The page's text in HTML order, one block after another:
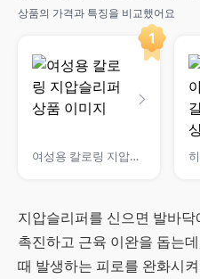
상품의 가격과 특징을 비교했어요
여성용 칼로링 지압슬리퍼
지압슬리퍼를 신으면 발바
촉진하고 근육 이완을 돕는
때 발생하는 피로를 완화시